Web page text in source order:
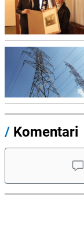
/ Komentari